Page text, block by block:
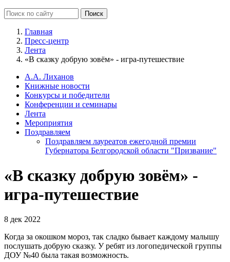
Главная
Пресс-центр
Лента
«В сказку добрую зовём» - игра-путешествие
А.А. Лиханов
Книжные новости
Конкурсы и победители
Конференции и семинары
Лента
Мероприятия
Поздравляем
Поздравляем лауреатов ежегодной премии
Губернатора Белгородской области "Призвание"
«В сказку добрую зовём» -
игра-путешествие
8 дек 2022
Когда за окошком мороз, так сладко бывает каждому малышу
послушать добрую сказку. У ребят из логопедической группы
ДОУ №40 была такая возможность.